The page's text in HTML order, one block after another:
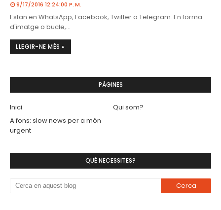
9/17/2016 12:24:00 P. M.
Estan en WhatsApp, Facebook, Twitter o Telegram. En forma
d'imatge o bucle,…
LLEGIR-NE MÉS »
PÀGINES
Inici
Qui som?
A fons: slow news per a món
urgent
QUÈ NECESSITES?